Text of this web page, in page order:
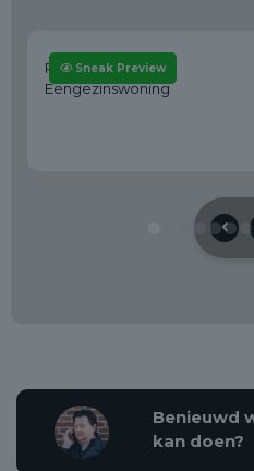
Sneak Preview
Reusel
Eengezinswoning
Benieuwd
kan doen?